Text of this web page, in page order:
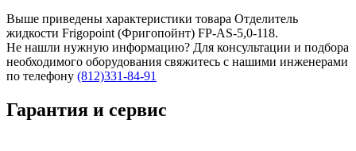
Выше приведены характеристики товара Отделитель
жидкости Frigopoint (Фригопойнт) FP-AS-5,0-118.
Не нашли нужную информацию? Для консультации и подбора
необходимого оборудования свяжитесь с нашими инженерами
по телефону (812)331-84-91
Гарантия и сервис